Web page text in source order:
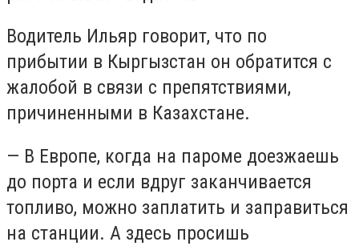
Водитель Ильяр говорит, что по
прибытии в Кыргызстан он обратится с
жалобой в связи с препятствиями,
причиненными в Казахстане.
— В Европе, когда на пароме доезжаешь
до порта и если вдруг заканчивается
топливо, можно заплатить и заправиться
на станции. А здесь просишь